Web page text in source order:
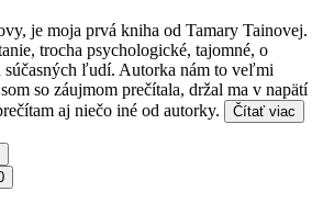
je moja prvá kniha od Tamary Tainovej.
trocha psychologické, tajomné, o
súčasných ľudí. Autorka nám to veľmi
so záujmom prečítala, držal ma v napätí
aj niečo iné od autorky.
Čítať viac